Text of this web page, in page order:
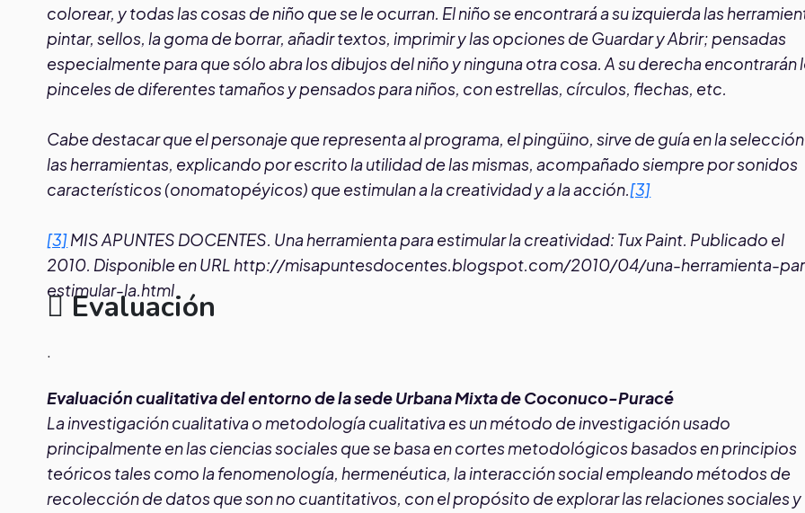
colorear, y todas las cosas de niño que se le ocurran. El niño se encontrará a su izquierda las
pintar, sellos, la goma de borrar, añadir textos, imprimir y las opciones de Guardar y Abrir; pensadas
especialmente para que sólo abra los dibujos del niño y ninguna otra cosa. A su derecha encontrarán
pinceles de diferentes tamaños y pensados para niños, con estrellas, círculos, flechas, etc.
Cabe destacar que el personaje que representa al programa, el pingüino, sirve de guía en la
las herramientas, explicando por escrito la utilidad de las mismas, acompañado siempre por sonidos
característicos (onomatopéyicos) que estimulan a la creatividad y a la acción.[3]
[3]MIS APUNTES DOCENTES. Una herramienta para estimular la creatividad: Tux Paint. Publicado el
2010. Disponible en URL http://misapuntesdocentes.blogspot.com/2010/04/una-herramienta-
estimular-la.html
Evaluación
.
Evaluación cualitativa del entorno de la sede Urbana Mixta de Coconuco-Puracé
La investigación cualitativa o metodología cualitativa es un método de investigación usado
principalmente en las ciencias sociales que se basa en cortes metodológicos basados en principios
teóricos tales como la fenomenología, hermenéutica, la interacción social empleando métodos de
recolección de datos que son no cuantitativos, con el propósito de explorar las relaciones sociales y